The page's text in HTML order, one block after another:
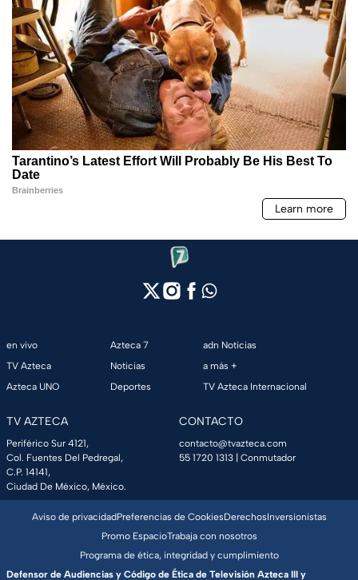
en vivo
TV Azteca
Azteca UNO
Azteca 7
Noticias
Deportes
adn Noticias
a más +
TV Azteca Internacional
TV AZTECA
Periférico Sur 4121,
Col. Fuentes Del Pedregal,
C.P. 14141,
Ciudad De México, México.
CONTACTO
contacto@tvazteca.com
55 1720 1313 | Conmutador
Aviso de privacidadPreferencias de CookiesDerechosInversionistas
Promo EspacioTrabaja con nosotros
Programa de ética, integridad y cumplimiento
Defensor de Audiencias y Código de Ética de Televisión Azteca III y